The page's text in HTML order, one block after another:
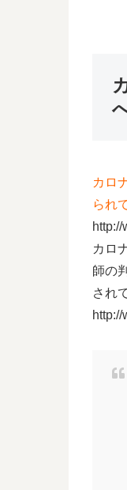
カロ
られ
カロ
師の
され